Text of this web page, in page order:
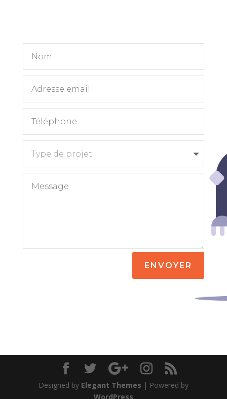
ENVOYER
Designed by Elegant Themes | Powered by
WordPress